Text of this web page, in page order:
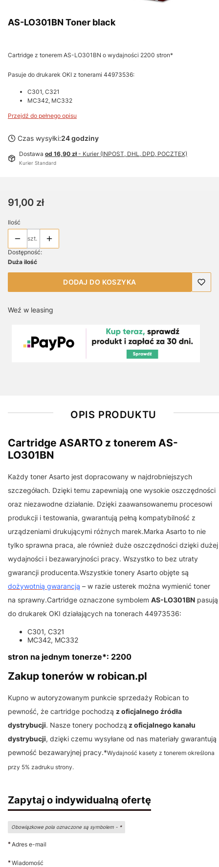
AS-LO301BN Toner black
Cartridge z tonerem AS-LO301BN o wydajności 2200 stron*
Pasuje do drukarek OKI z tonerami 44973536:
C301, C321
MC342, MC332
Przejdź do pełnego opisu
Czas wysyłki:24 godziny
Dostawa od 16,90 zł- Kurier (INPOST, DHL, DPD, POCZTEX)
Kurier Standard
Cena
91,00 zł
Ilość
szt.
Dostępność:
Duża ilość
DODAJ DO KOSZYKA
Weź w leasing
OPIS PRODUKTU
Cartridge ASARTO z tonerem AS-
LO301BN
Każdy toner Asarto jest dopracowany w najdrobniejszych
szczegółach. Dzięki temu zapewniają one wysokie oszczędności
oraz niezawodne działanie. Dzięki zaawansowanemu procesowi
produkcji i testowania, gwarantują pełną kompatybilność z
urządzeniami drukującymi różnych marek.Marka Asarto to nie
tylko sprawna praca, ale również duże oszczędności dzięki dużej
wydajności i bezawaryjności pracy. Wszystko to bez utraty
gwarancji producenta.Wszystkie tonery Asarto objęte są
dożywotnią gwarancją – w razie usterek można wymienić toner
na sprawny.Cartridge oznaczone symbolem AS-LO301BN pasują
do drukarek OKI działających na tonerach 44973536:
C301, C321
MC342, MC332
stron na jednym tonerze*: 2200
Zakup tonerów w robican.pl
Kupno w autoryzowanym punkcie sprzedaży Robican to
pewność, że cartridge pochodzą z oficjalnego źródła
dystrybucji. Nasze tonery pochodzą z oficjalnego kanału
dystrybucji, dzięki czemu wysyłane od nas materiały gwarantują
pewność bezawaryjnej pracy.*Wydajność kasety z tonerem określona
przy 5% zadruku strony.
Zapytaj o indywidualną ofertę
Obowiązkowe pola oznaczone są symbolem - *
*Adres e-mail
*Wiadomość